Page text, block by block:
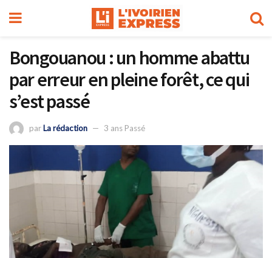
Bongouanou : un homme abattu
par erreur en pleine forêt, ce qui
s’est passé
parLa rédaction 3 ans Passé